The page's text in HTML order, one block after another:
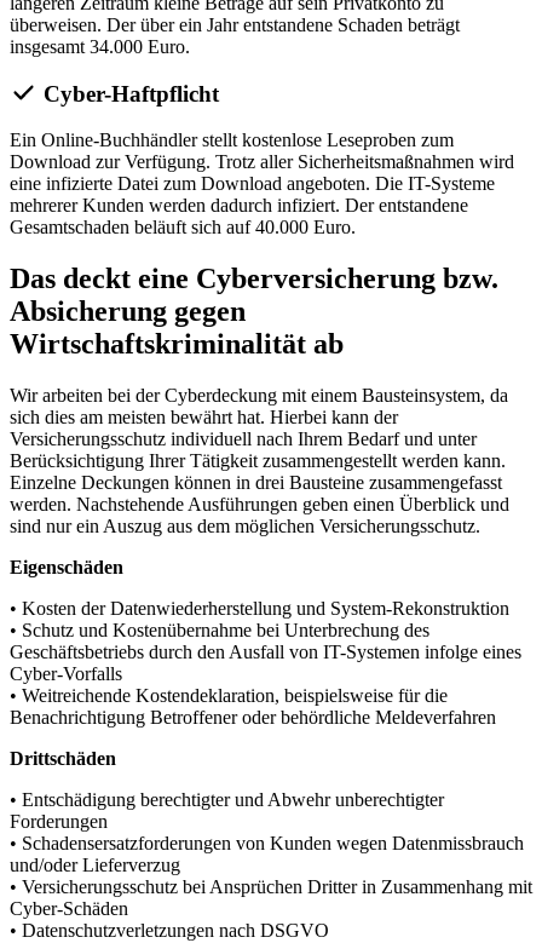
überweisen. Der über ein Jahr entstandene Schaden beträgt
insgesamt 34.000 Euro.
Cyber-Haftpflicht
Ein Online-Buchhändler stellt kostenlose Leseproben zum
Download zur Verfügung. Trotz aller Sicherheitsmaßnahmen wird
eine infizierte Datei zum Download angeboten. Die IT-Systeme
mehrerer Kunden werden dadurch infiziert. Der entstandene
Gesamtschaden beläuft sich auf 40.000 Euro.
Das deckt eine Cyberversicherung bzw.
Absicherung gegen
Wirtschaftskriminalität ab
Wir arbeiten bei der Cyberdeckung mit einem Bausteinsystem, da
sich dies am meisten bewährt hat. Hierbei kann der
Versicherungsschutz individuell nach Ihrem Bedarf und unter
Berücksichtigung Ihrer Tätigkeit zusammengestellt werden kann.
Einzelne Deckungen können in drei Bausteine zusammengefasst
werden. Nachstehende Ausführungen geben einen Überblick und
sind nur ein Auszug aus dem möglichen Versicherungsschutz.
Eigenschäden
• Kosten der Datenwiederherstellung und System-Rekonstruktion
• Schutz und Kostenübernahme bei Unterbrechung des
Geschäftsbetriebs durch den Ausfall von IT-Systemen infolge eines
Cyber-Vorfalls
• Weitreichende Kostendeklaration, beispielsweise für die
Benachrichtigung Betroffener oder behördliche Meldeverfahren
Drittschäden
• Entschädigung berechtigter und Abwehr unberechtigter
Forderungen
• Schadensersatzforderungen von Kunden wegen Datenmissbrauch
und/oder Lieferverzug
• Versicherungsschutz bei Ansprüchen Dritter in Zusammenhang mit
Cyber-Schäden
• Datenschutzverletzungen nach DSGVO